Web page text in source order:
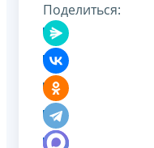
Поделиться: